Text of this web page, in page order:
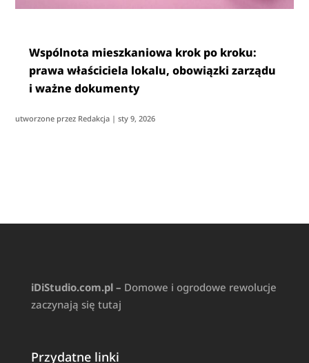
Wspólnota mieszkaniowa krok po kroku:
prawa właściciela lokalu, obowiązki zarządu
i ważne dokumenty
utworzone przez Redakcja |sty 9, 2026
iDiStudio.com.pl – Domowe i ogrodowe rewolucje
zaczynają się tutaj
Przydatne linki